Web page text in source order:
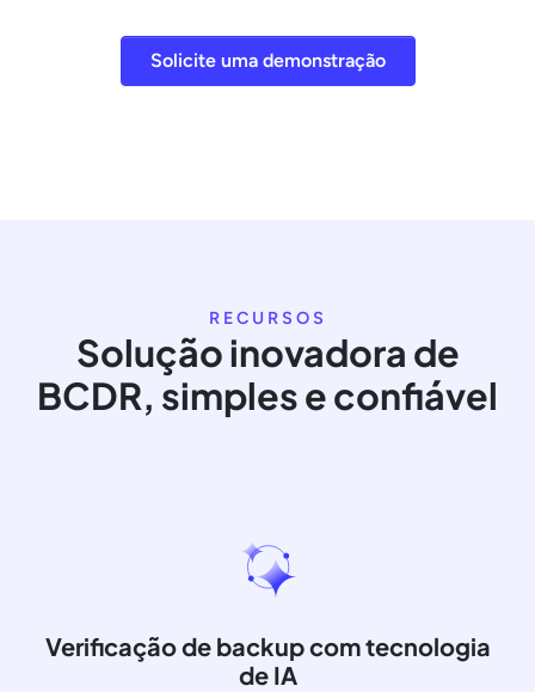
Solicite uma demonstração
RECURSOS
Solução inovadora de
BCDR, simples e confiável
Verificação de backup com tecnologia
de IA